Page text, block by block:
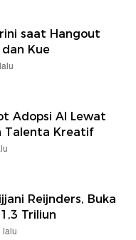
saat Hangout
Kue
Adopsi AI Lewat
Talenta Kreatif
Reijnders, Buka
Triliun
lalu